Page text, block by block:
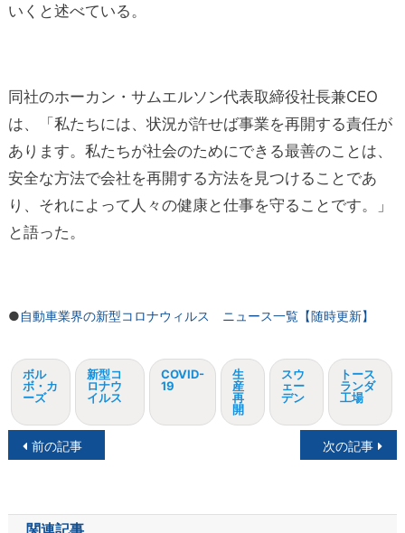
いくと述べている。
同社のホーカン・サムエルソン代表取締役社長兼CEO
は、「私たちには、状況が許せば事業を再開する責任が
あります。私たちが社会のためにできる最善のことは、
安全な方法で会社を再開する方法を見つけることであ
り、それによって人々の健康と仕事を守ることです。」
と語った。
●自動車業界の新型コロナウィルス ニュース一覧【随時更新】
ボル
ボ・カ
ーズ
新型コ
ロナウ
イルス
COVID-
19
生
産
再
開
スウ
ェー
デン
トース
ランダ
工場
投
ナ
前の記事 次の記事
関連記事